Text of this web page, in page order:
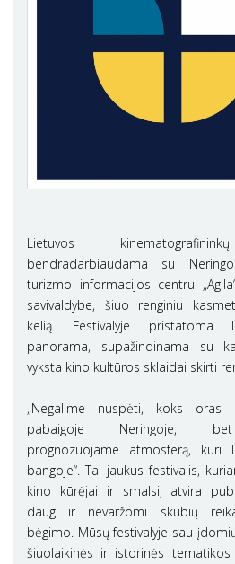
Lietuvos
bendradarbiaudama su
turizmo informacijos centru
savivaldybe, šiuo renginiu
kelią. Festivalyje pristatoma
panorama, supažindinama su
vyksta kino kultūros sklaidai skirti
„Negalime nuspėti, koks oras
pabaigoje Neringoje,
prognozuojame atmosferą, kuri
bangoje“. Tai jaukus festivalis,
kino kūrėjai ir smalsi, atvira
daug ir nevaržomi skubių
bėgimo. Mūsų festivalyje sau
šiuolaikinės ir istorinės tematikos